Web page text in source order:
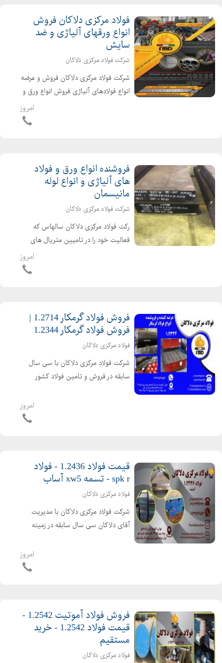
فولاد مرکزی دلاکان فروش
انواع ورقهای آلیاژی و ضد
سایش
شرکت فولاد مرکزی دلاکان
شرکت فولاد مرکزی دلاکان فروش و عرضه
انواع فولادهای آلیاژی فروش انواع ورق و
لوله مانیسمان ورق ضدسایش ساختمانی
امروز
فروشنده انواع ورق و فولاد
های آلیاژی و انواع لوله
مانیسمان
شرکت فولاد مرکزی دلاکان
رکت فولاد مرکزی دلاکان سالهاس که
فعالیت خود را در تامیین متریال های
موردنیاز شرکت ها به عهده گرفته است وامروز
فروش فولاد گرمکار 1.2714 |
فروش فولاد گرمکار 1.2344
فولاد مرکزی دلاکان
شرکت فولاد مرکزی دلاکان با سی سال
سابقه در فروش و تامین فولاد کشور
2344 می باشد. این نوع فولاد از ترکیبامروز
قیمت فولاد 1.2436 - فولاد
spk r - تسمه xw5 آساب
فولاد مرکزی دلاکان
شرکت فولاد مرکزی دلاکان با مدیریت
آقای دلاکان سی سال سابقه در زمینه
امروز
فروش فولاد آموتیت 1.2542 -
قیمت فولاد 1.2542 - خرید
مستقیم
فولاد مرکزی دلاکان